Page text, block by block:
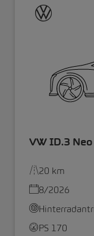
VW ID.3
20 km
8/2026
PS 170